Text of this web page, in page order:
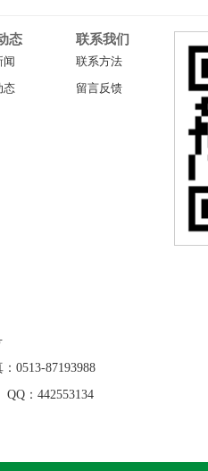
态
闻
态
联系我们
联系方法
留言反馈
87193988
：442553134